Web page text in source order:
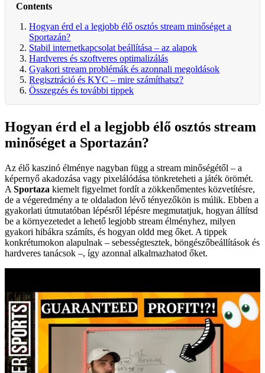
Contents
Hogyan érd el a legjobb élő osztós stream minőséget a
Sportazán?
Stabil internetkapcsolat beállítása – az alapok
Hardveres és szoftveres optimalizálás
Gyakori stream problémák és azonnali megoldások
Regisztráció és KYC – mire számíthatsz?
Összegzés és további tippek
Hogyan érd el a legjobb élő osztós stream
minőséget a Sportazán?
Az élő kaszinó élménye nagyban függ a stream minőségétől – a
képernyő akadozása vagy pixelálódása tönkreteheti a játék örömét.
A Sportaza kiemelt figyelmet fordít a zökkenőmentes közvetítésre,
de a végeredmény a te oldaladon lévő tényezőkön is múlik. Ebben a
gyakorlati útmutatóban lépésről lépésre megmutatjuk, hogyan állítsd
be a környezetedet a lehető legjobb stream élményhez, milyen
gyakori hibákra számíts, és hogyan oldd meg őket. A tippek
konkrétumokon alapulnak – sebességtesztek, böngészőbeállítások és
hardveres tanácsok –, így azonnal alkalmazhatod őket.